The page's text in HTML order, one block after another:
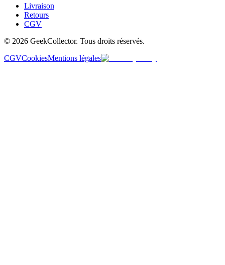
Livraison
Retours
CGV
© 2026 GeekCollector. Tous droits réservés.
CGVCookiesMentions légales